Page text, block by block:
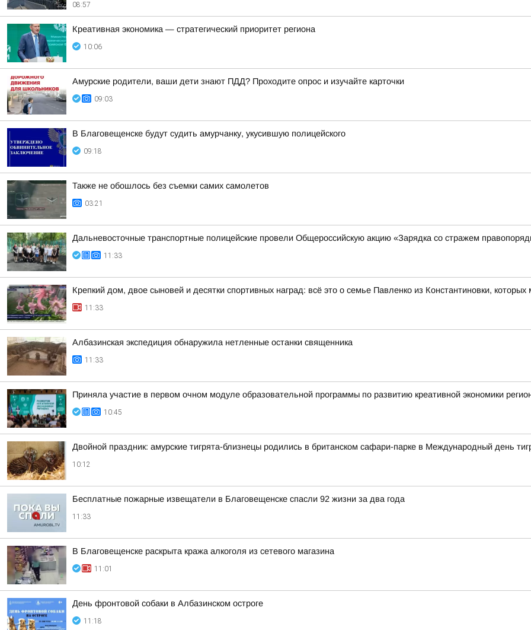
08:57
Креативная экономика — стратегический приоритет региона
10:06
Амурские родители, ваши дети знают ПДД? Проходите опрос и изучайте карточки
09:03
В Благовещенске будут судить амурчанку, укусившую полицейского
09:18
Также не обошлось без съемки самих самолетов
03:21
Дальневосточные транспортные полицейские провели Общероссийскую акцию «Зарядка со стражем
11:33
Крепкий дом, двое сыновей и десятки спортивных наград: всё это о семье Павленко из Константиновки,
11:33
Албазинская экспедиция обнаружила нетленные останки священника
11:33
Приняла участие в первом очном модуле образовательной программы по развитию креативной экономики
10:45
Двойной праздник: амурские тигрята-близнецы родились в британском сафари-парке в Международный день
10:12
Бесплатные пожарные извещатели в Благовещенске спасли 92 жизни за два года
11:33
В Благовещенске раскрыта кража алкоголя из сетевого магазина
11:01
День фронтовой собаки в Албазинском остроге
11:18